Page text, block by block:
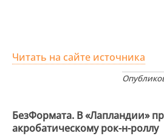
Читать на сайте источника
БезФормата. В «Лапландии»
акробатическому рок-н-роллу